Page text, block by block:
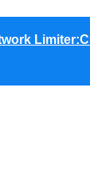
过更改
些IP地址或